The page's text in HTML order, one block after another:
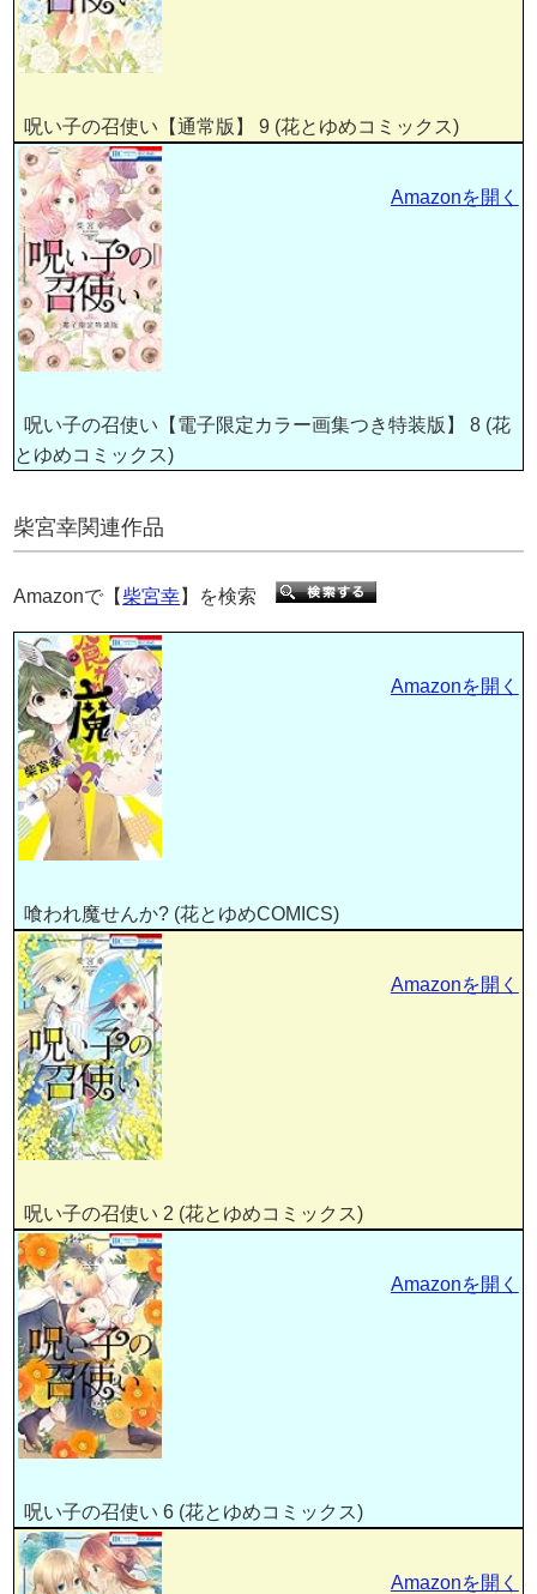
呪い子の召使い【通常版】 9 (花とゆめコミックス)
呪い子の召使い【電子限定カラー画集つき特装版】 8 (花
とゆめコミックス)
Amazonを開く
柴宮幸関連作品
Amazonで【柴宮幸】を検索
喰われ魔せんか? (花とゆめCOMICS)
Amazonを開く
呪い子の召使い 2 (花とゆめコミックス)
Amazonを開く
呪い子の召使い 6 (花とゆめコミックス)
Amazonを開く
Amazonを開く